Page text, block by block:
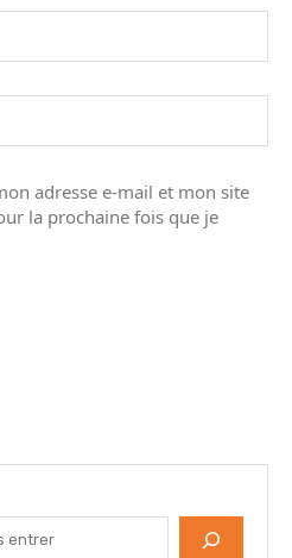
adresse e-mail et mon site
la prochaine fois que je